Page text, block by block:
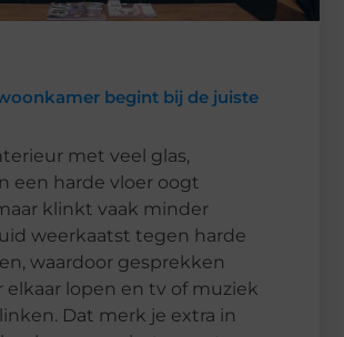
begint bij de juiste
met veel glas,
een harde vloer oogt
klinkt vaak minder
weerkaatst tegen harde
waardoor gesprekken
elkaar lopen en tv of muziek
Dat merk je extra in